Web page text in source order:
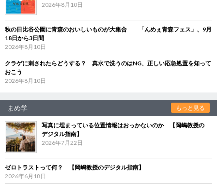
2026年8月10日
秋の日比谷公園に青森のおいしいものが大集合 「んめぇ青森フェス」、9月
18日から3日間
2026年8月10日
クラゲに刺されたらどうする？ 真水で洗うのはNG、正しい応急処置を知って
おこう
2026年8月10日
まめ学 もっと見る
写真に埋まっている位置情報はおっかないのか 【岡嶋教授の
デジタル指南】
2026年7月22日
ゼロトラストって何？ 【岡嶋教授のデジタル指南】
2026年6月18日